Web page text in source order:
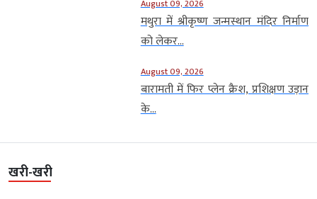
August 09, 2026
मथुरा में श्रीकृष्ण जन्मस्थान मंदिर निर्माण
को लेकर...
August 09, 2026
बारामती में फिर प्लेन क्रैश, प्रशिक्षण उड़ान
के...
खरी-खरी